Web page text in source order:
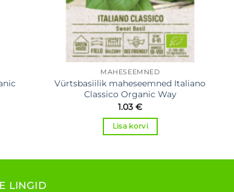
MAHESEEMNED
Vürtsbasiilik maheseemned Italiano
Classico Organic Way
1.03€
Lisa korvi
LINGID